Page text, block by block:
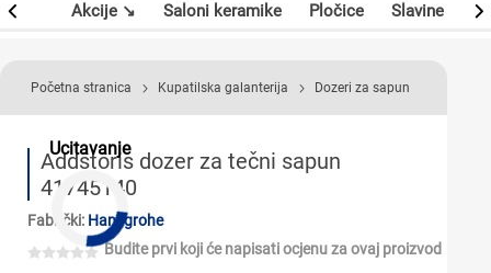
Akcije ↘ Saloni keramike Pločice Slavine
Ucitavanje
Početna stranica Kupatilska galanterija Dozeri za sapun
Addstoris dozer za tečni sapun
41745140
Fabrički: Hansgrohe
Budite prvi koji će napisati ocjenu za ovaj proizvod